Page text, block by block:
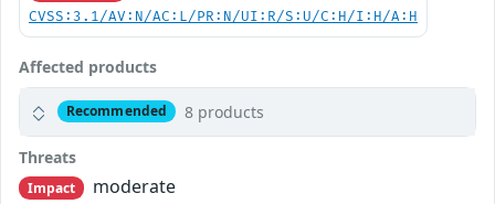
CVSS:3.1/AV:N/AC:L/PR:N/UI:R/S:U/C:H/I:H/A:H
Affected products
Recommended 8 products
Threats
Impact
moderate